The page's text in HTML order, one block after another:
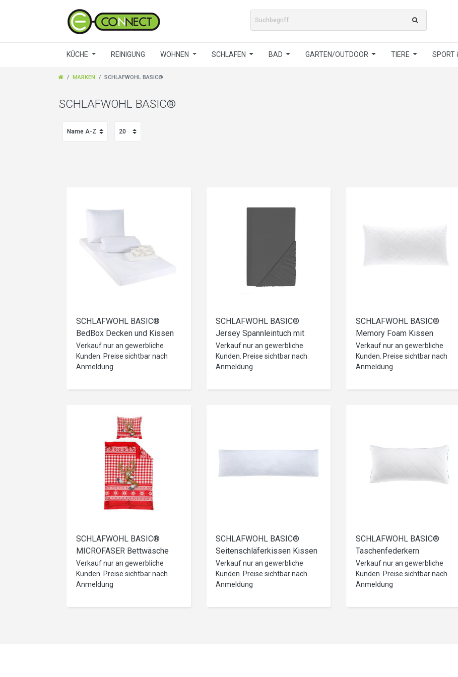
KÜCHE REINIGUNG WOHNEN SCHLAFEN BAD GARTEN/OUTDOOR TIERE SPORT
MARKEN SCHLAFWOHL BASIC®
SCHLAFWOHL BASIC®
SCHLAFWOHL BASIC®
BedBox Decken und Kissen
Set mit Bettwäsche und
Matratze Bettenset • Alles in
Einem Matratzenset aus
Verkauf nur an gewerbliche
Kunden. Preise sichtbar nach
Anmeldung
SCHLAFWOHL BASIC®
Jersey Spannleintuch mit
25cm Steg -versch. Größen,
Sets und Farben
Verkauf nur an gewerbliche
Kunden. Preise sichtbar nach
Anmeldung
SCHLAFWOHL BASIC®
Memory Foam Kissen
40x80cm Kopfkissen aus
Viskoschaum I
Orthopädisches
Verkauf nur an gewerbliche
Kunden. Preise sichtbar nach
Anmeldung
SCHLAFWOHL BASIC®
MICROFASER Bettwäsche
135x200cm, 80x80cm XMAS
Design
Verkauf nur an gewerbliche
Kunden. Preise sichtbar nach
Anmeldung
SCHLAFWOHL BASIC®
Seitenschläferkissen Kissen
inkl. Bezug 40 x 145 cm
Verkauf nur an gewerbliche
Kunden. Preise sichtbar nach
Anmeldung
SCHLAFWOHL BASIC®
Taschenfederkern
Kopfkissen 1er oder 2er Set,
40x80cm, mit abnehmbarem
Kissenbezug SCHLAFWOHL
Verkauf nur an gewerbliche
Kunden. Preise sichtbar nach
Anmeldung